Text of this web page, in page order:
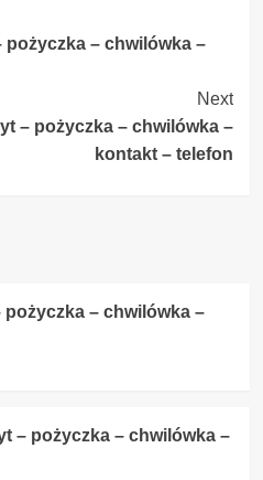
pożyczka – chwilówka –
Next
– pożyczka – chwilówka –
kontakt – telefon
pożyczka – chwilówka –
– pożyczka – chwilówka –